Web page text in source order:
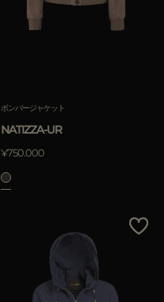
ボンバージャケット
NATIZZA-UR
¥750.000